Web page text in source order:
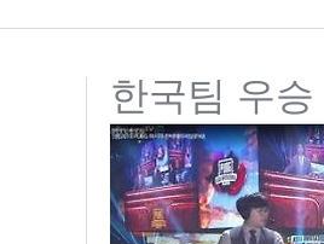
한국팀 우